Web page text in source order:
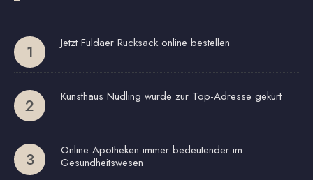
Jetzt Fuldaer Rucksack online bestellen
Kunsthaus Nüdling wurde zur Top-Adresse gekürt
Online Apotheken immer bedeutender im
Gesundheitswesen